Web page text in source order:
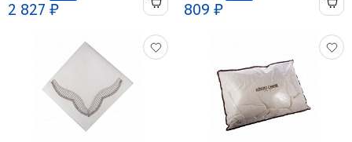
2 827 ₽ 809 ₽